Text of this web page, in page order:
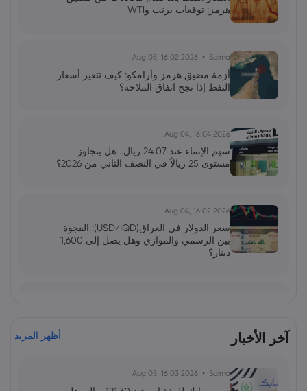
هرمز: توقعات برنت وWTI
Salma
2026 Aug 05, 16:02
أزمة مضيق هرمز وأرامكو: كيف تتغير أسعار
النفط إذا نجح اتفاق الملاحة؟
2026 Aug 04, 16:04
سهم الإنماء عند 24.07 ريال.. هل يتجاوز
مستوى 25 ريالاً في النصف الثاني من 2026؟
2026 Aug 04, 16:02
سعر الدولار في العراق(USD/IQD): الفجوة
بين الرسمي والموازي وهل يصل إلى 1,600
دينار؟
توازن دقيق بين التضخم واستقرار السوق
2026 Jun 13, 00:00
آخر الأخبار أظهر المزيد
Salma
2026 Aug 05, 16:03